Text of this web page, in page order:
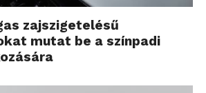
zajszigetelésű
mutat be a színpadi